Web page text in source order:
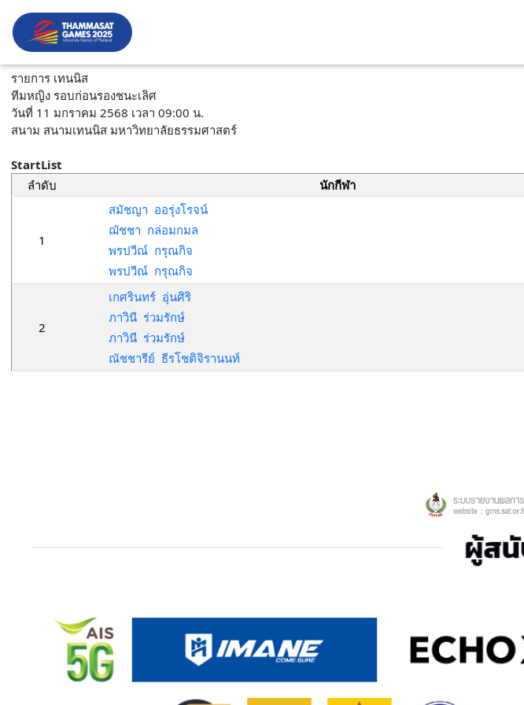
รายการ เทนนิส
ทีมหญิง รอบก่อนรองชนะเลิศ
วันที่ 11 มกราคม 2568 เวลา 09:00 น.
สนาม สนามเทนนิส มหาวิทยาลัยธรรมศาสตร์
StartList
ลำดับ
นักกีฬา
1
สมัชญา ออรุ่งโรจน์
ฌัชชา กล่อมกมล
พรปวีณ์ กรุณกิจ
พรปวีณ์ กรุณกิจ
2
เกศรินทร์ อุ่นศิริ
ภาวินี ร่วมรักษ์
ภาวินี ร่วมรักษ์
ณัชชารีย์ ธีรโชติจิรานนท์